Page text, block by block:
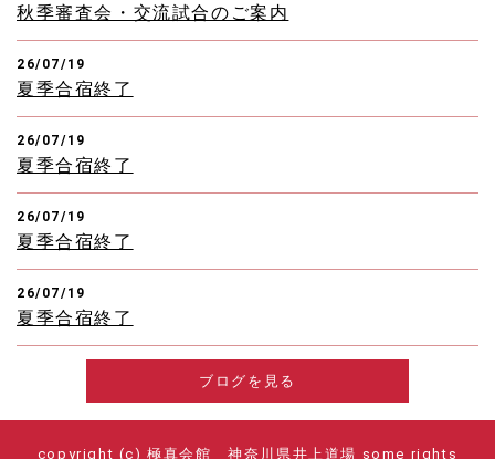
秋季審査会・交流試合のご案内
26/07/19
夏季合宿終了
26/07/19
夏季合宿終了
26/07/19
夏季合宿終了
26/07/19
夏季合宿終了
ブログを見る
copyright (c) 極真会館 神奈川県井上道場 some rights